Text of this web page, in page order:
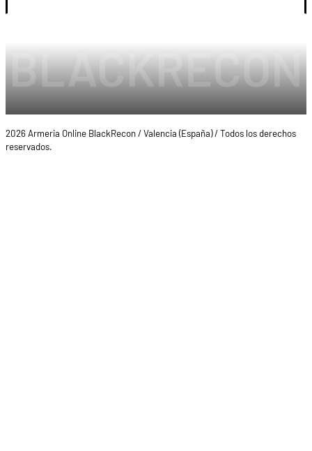
2026 Armeria Online BlackRecon / Valencia (España) / Todos los derechos
reservados.